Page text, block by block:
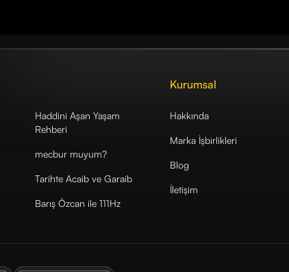
Haddini Aşan Yaşam
Rehberi
mecbur muyum?
Tarihte Acaib ve Garaib
Barış Özcan ile 111Hz
Kurumsal
Hakkında
Marka İşbirlikleri
Blog
İletişim